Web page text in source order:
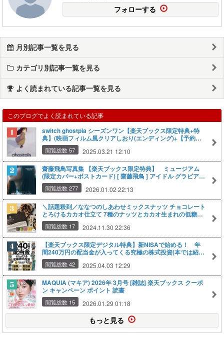
フォローする
月別記事一覧を見る
カテゴリ別記事一覧を見る
よく読まれている記事一覧を見る
このブログでよく読まれている記事
switch ghostpia シーズンワン【楽天ブックス限定特典+特
典】(映画フィルム風クリアしおり(エンディング)+【予約同
梱特典】シナリオブック、アートブック、三方背ケース)
Nintendo 任天堂 ゲーム 楽天ブックス
閲覧総数 57 2025.03.21 12:10
齋藤飛鳥写真集 【楽天ブックス限定特典】 ミュージアム
(限定カバー+ポストカード) [ 齋藤飛鳥 ] アイドル グラビア
乃木坂 楽天ブックス 読書 クーポン キャンペーン ポイント
閲覧総数 277 2026.01.02 22:13
＼話題殺到／ななつのしあわせミックスナッツ チョコレート
とろけるカカオ仕立て 7種のナッツとカカオ生まれの低糖仕
立てスイーツ アーモンド クルミ マカデミア カシューナッツ
ピスタチオ ナッツチョコレート ギフト プチギフト おしゃれ
お歳暮 ギフト 送料無料
閲覧総数 17 2024.11.30 22:36
【楽天ブックス限定デジタル特典】新NISAで始める！ 年
間240万円の配当金が入ってくる究極の株式投資(本では紹介
しなかったとっておきの超大型銘柄ほか 特典データ配信) [
配当太郎 ] クーポンキャンペーン ポイント
閲覧総数 42 2025.04.03 12:29
MAQUIA (マキア) 2026年 3月号 [雑誌] 楽天ブックス クーポ
ン キャンペーン ポイント 読書
閲覧総数 15 2026.01.29 01:18
もっと見る